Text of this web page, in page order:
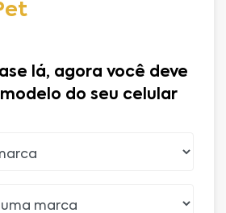
lá, agora você deve
do seu celular